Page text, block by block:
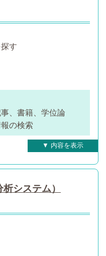
す
、書籍、学位論
の検索
システム）